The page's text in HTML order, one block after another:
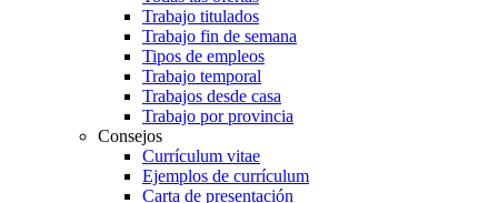
Trabajo titulados
Trabajo fin de semana
Tipos de empleos
Trabajo temporal
Trabajos desde casa
Trabajo por provincia
Consejos
Currículum vitae
Ejemplos de currículum
Carta de presentación